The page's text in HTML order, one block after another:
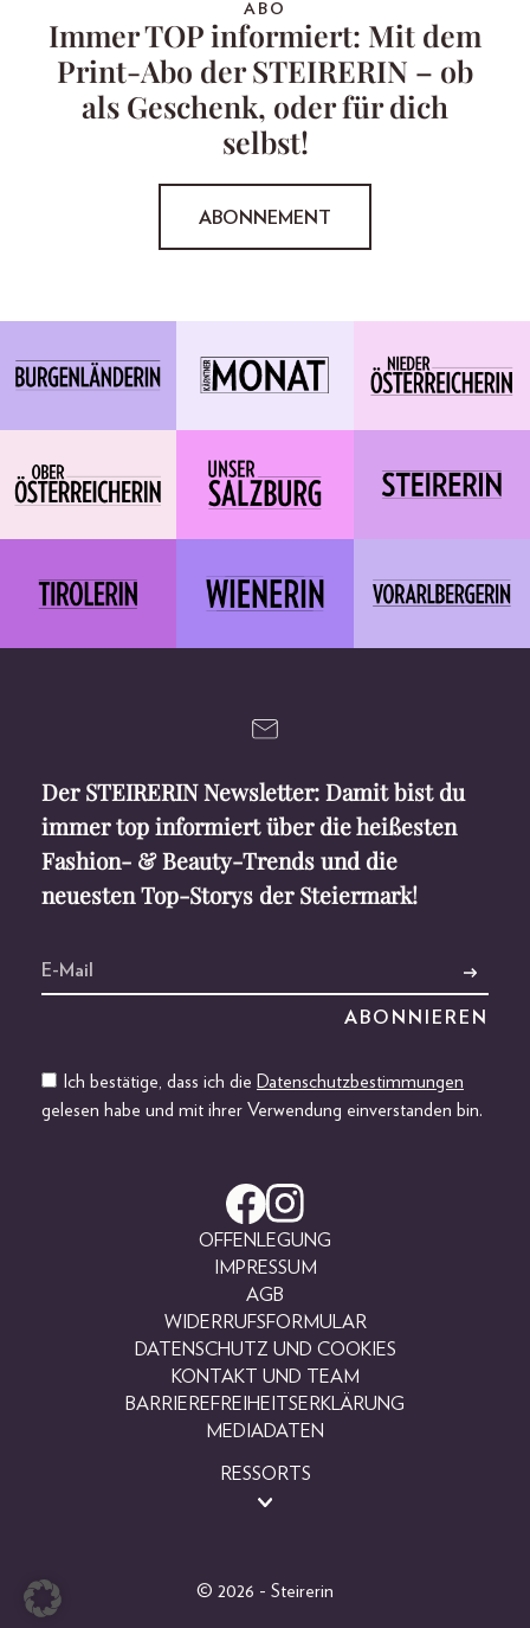
ABO
Immer TOP informiert: Mit dem
Print-Abo der STEIRERIN – ob
als Geschenk, oder für dich
selbst!
ABONNEMENT
Der STEIRERIN Newsletter: Damit bist du
immer top informiert über die heißesten
Fashion- & Beauty-Trends und die
neuesten Top-Storys der Steiermark!
Ich bestätige, dass ich die Datenschutzbestimmungen
gelesen habe und mit ihrer Verwendung einverstanden bin.
OFFENLEGUNG
IMPRESSUM
AGB
WIDERRUFSFORMULAR
DATENSCHUTZ UND COOKIES
KONTAKT UND TEAM
BARRIEREFREIHEITSERKLÄRUNG
MEDIADATEN
RESSORTS
© 2026 - Steirerin